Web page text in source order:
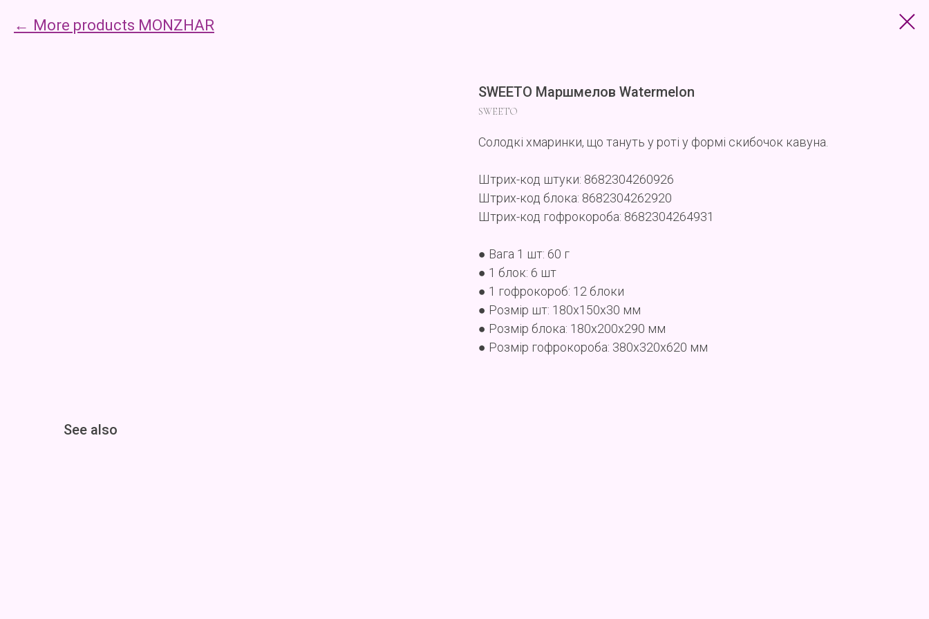
More products MONZHAR
SWEETO Маршмелов Watermelon
SWEETO
Солодкі хмаринки, що тануть у роті у формі скибочок кавуна.
Штрих-код штуки: 8682304260926
Штрих-код блока: 8682304262920
Штрих-код гофрокороба: 8682304264931
● Вага 1 шт: 60 г
● 1 блок: 6 шт
● 1 гофрокороб: 12 блоки
● Розмір шт: 180x150x30 мм
● Розмір блока: 180x200x290 мм
● Розмір гофрокороба: 380x320x620 мм
See also